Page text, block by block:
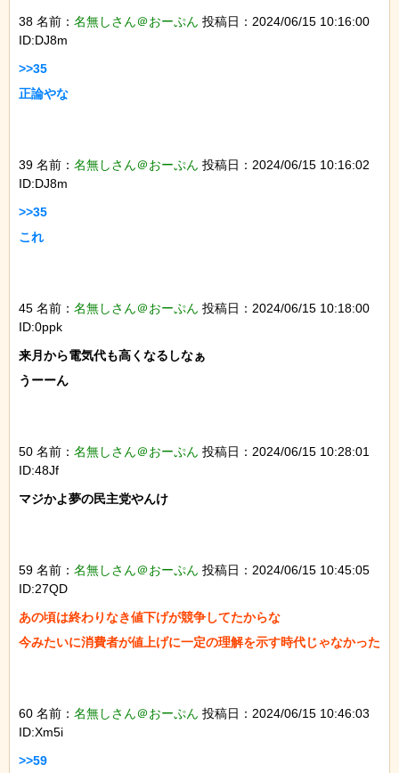
38 名前： 名無しさん＠おーぷん 投稿日：2024/06/15 10:16:00
ID:DJ8m
>>35
正論やな
39 名前： 名無しさん＠おーぷん 投稿日：2024/06/15 10:16:02
ID:DJ8m
>>35
これ
45 名前： 名無しさん＠おーぷん 投稿日：2024/06/15 10:18:00
ID:0ppk
来月から電気代も高くなるしなぁ
うーーん
50 名前： 名無しさん＠おーぷん 投稿日：2024/06/15 10:28:01
ID:48Jf
マジかよ夢の民主党やんけ
59 名前： 名無しさん＠おーぷん 投稿日：2024/06/15 10:45:05
ID:27QD
あの頃は終わりなき値下げが競争してたからな
今みたいに消費者が値上げに一定の理解を示す時代じゃなかった
60 名前： 名無しさん＠おーぷん 投稿日：2024/06/15 10:46:03
ID:Xm5i
>>59